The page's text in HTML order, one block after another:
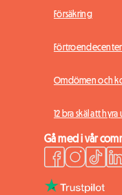
Försäkring
Förtroendecenter
Omdömen och
12 bra skäl att
Gå med i vår